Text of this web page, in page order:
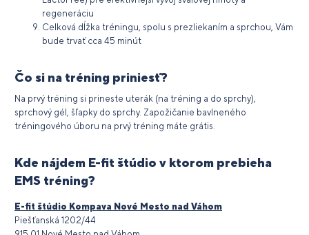
regeneráciu
Celková dĺžka tréningu, spolu s prezliekaním a sprchou, Vám
bude trvať cca 45 minút
Čo si na tréning priniesť?
Na prvý tréning si prineste uterák (na tréning a do sprchy),
sprchový gél, šľapky do sprchy. Zapožičanie bavlneného
tréningového úboru na prvý tréning máte grátis.
Kde nájdem E-fit štúdio v ktorom prebieha
EMS tréning?
E-fit štúdio Kompava Nové Mesto nad Váhom
Piešťanská 1202/44